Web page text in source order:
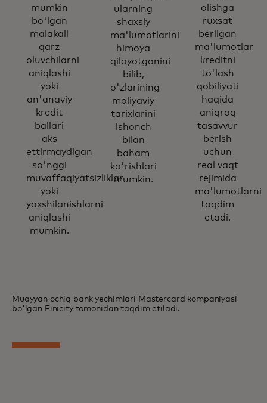
mumkin
bo'lgan
malakali
qarz
oluvchilarni
aniqlashi
yoki
an'anaviy
kredit
ballari
aks
ettirmaydigan
so'nggi
muvaffaqiyatsizliklar
yoki
yaxshilanishlarni
aniqlashi
mumkin.
ularning
shaxsiy
ma'lumotlarini
himoya
qilayotganini
bilib,
o'zlarining
moliyaviy
tarixlarini
ishonch
bilan
baham
ko'rishlari
mumkin.
olishga
ruxsat
berilgan
ma'lumotlar
kreditni
to'lash
qobiliyati
haqida
aniqroq
tasavvur
berish
uchun
real vaqt
rejimida
ma'lumotlarni
taqdim
etadi.
Muayyan ochiq bank yechimlari Mastercard kompaniyasi
bo'lgan Finicity tomonidan taqdim etiladi.